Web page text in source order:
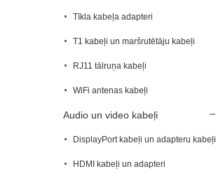
Tīkla kabeļa adapteri
T1 kabeļi un maršrutētāju kabeļi
RJ11 tālruņa kabeļi
WiFi antenas kabeļi
Audio un video kabeļi
DisplayPort kabeļi un adapteru kabeļi
HDMI kabeļi un adapteri